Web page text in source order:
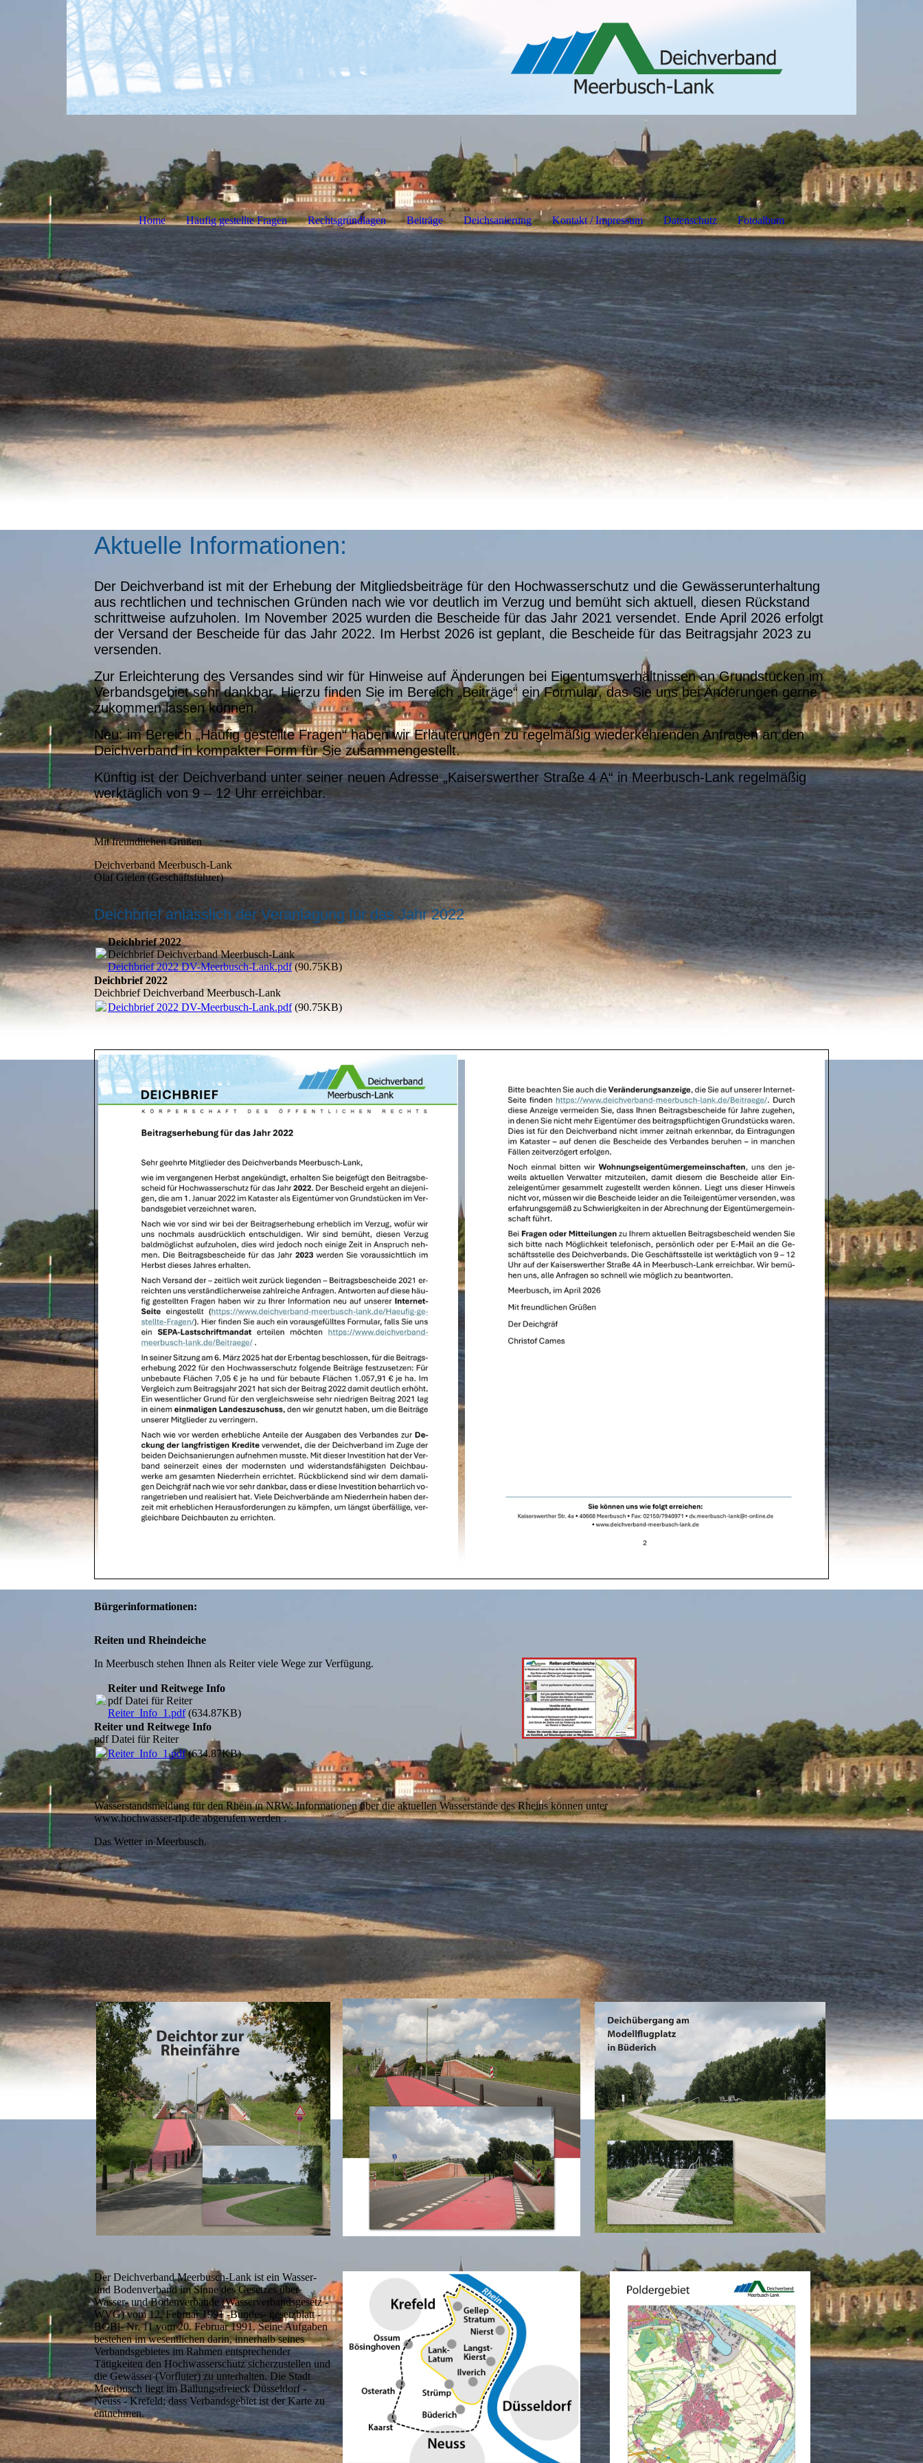
Home Häufig gestellte Fragen Rechtsgrundlagen Beiträge Deichsanierung Kontakt / Impressum Datenschutz Fotoalbum
Aktuelle Informationen:
Der Deichverband ist mit der Erhebung der Mitgliedsbeiträge für den Hochwasserschutz und die Gewässerunterhaltung
aus rechtlichen und technischen Gründen nach wie vor deutlich im Verzug und bemüht sich aktuell, diesen Rückstand
schrittweise aufzuholen. Im November 2025 wurden die Bescheide für das Jahr 2021 versendet. Ende April 2026 erfolgt
der Versand der Bescheide für das Jahr 2022. Im Herbst 2026 ist geplant, die Bescheide für das Beitragsjahr 2023 zu
versenden.
Zur Erleichterung des Versandes sind wir für Hinweise auf Änderungen bei Eigentumsverhältnissen an Grundstücken im
Verbandsgebiet sehr dankbar. Hierzu finden Sie im Bereich „Beiträge“ ein Formular, das Sie uns bei Änderungen gerne
zukommen lassen können.
Neu: im Bereich „Häufig gestellte Fragen“ haben wir Erläuterungen zu regelmäßig wiederkehrenden Anfragen an den
Deichverband in kompakter Form für Sie zusammengestellt.
Künftig ist der Deichverband unter seiner neuen Adresse „Kaiserswerther Straße 4 A“ in Meerbusch-Lank regelmäßig
werktäglich von 9 – 12 Uhr erreichbar.
Mit freundlichen Grüßen
Deichverband Meerbusch-Lank
Olaf Gielen (Geschäftsführer)
Deichbrief anlässlich der Veranlagung für das Jahr 2022
Deichbrief 2022
Deichbrief Deichverband Meerbusch-Lank
Deichbrief 2022 DV-Meerbusch-Lank.pdf(90.75KB)
Deichbrief 2022
Deichbrief Deichverband Meerbusch-Lank
Deichbrief 2022 DV-Meerbusch-Lank.pdf(90.75KB)
Bürgerinformationen:
Reiten und Rheindeiche
In Meerbusch stehen Ihnen als Reiter viele Wege zur Verfügung.
Reiter und Reitwege Info
pdf Datei für Reiter
Reiter_Info_1.pdf(634.87KB)
Reiter und Reitwege Info
pdf Datei für Reiter
Reiter_Info_1.pdf(634.87KB)
Wasserstandsmeldung für den Rhein in NRW: Informationen über die aktuellen Wasserstände des Rheins können unter
www.hochwasser-rlp.de abgerufen werden .
Das Wetter in Meerbusch.
Der Deichverband Meerbusch-Lank ist ein Wasser-
und Bodenverband im Sinne des Gesetzes über
Wasser- und Bodenverbände (Wasserverbandsgesetz -
WVG) vom 12. Februar 1991 -Bundes- gesetzblatt -
BGBl- Nr. 11 vom 20. Februar 1991. Seine Aufgaben
bestehen im wesentlichen darin, innerhalb seines
Verbandsgebietes im Rahmen entsprechender
Tätigkeiten den Hochwasserschutz sicherzustellen und
die Gewässer (Vorfluter) zu unterhalten. Die Stadt
Meerbusch liegt im Ballungsdreieck Düsseldorf -
Neuss - Krefeld; dass Verbandsgebiet ist der Karte zu
entnehmen.